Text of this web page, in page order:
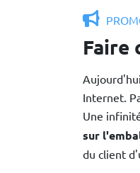
Faire
Internet.
Une
sur
du client